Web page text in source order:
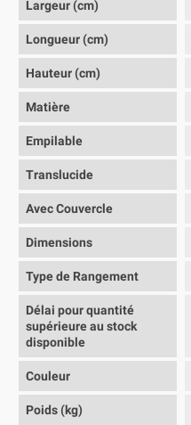
Largeur (cm)
Longueur (cm)
Hauteur (cm)
Matière
Empilable
Translucide
Avec Couvercle
Dimensions
Type de Rangement
Délai pour quantité
supérieure au stock
disponible
Couleur
Poids (kg)